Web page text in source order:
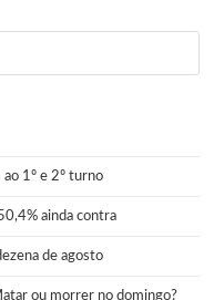
ao 1º e 2º turno
ainda contra
de agosto
ou morrer no domingo?